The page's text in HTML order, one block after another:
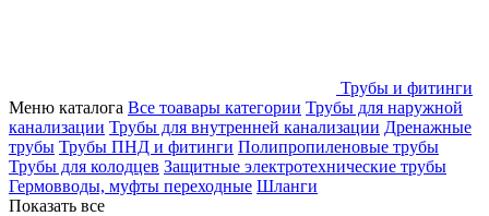
Трубы и фитинги
Меню каталога Все тоавары категории Трубы для наружной
канализации Трубы для внутренней канализации Дренажные
трубы Трубы ПНД и фитинги Полипропиленовые трубы
Трубы для колодцев Защитные электротехнические трубы
Гермовводы, муфты переходные Шланги
Показать все